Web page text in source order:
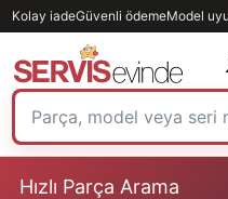
Kolay iadeGüvenli ödemeModel
Hızlı Parça Arama